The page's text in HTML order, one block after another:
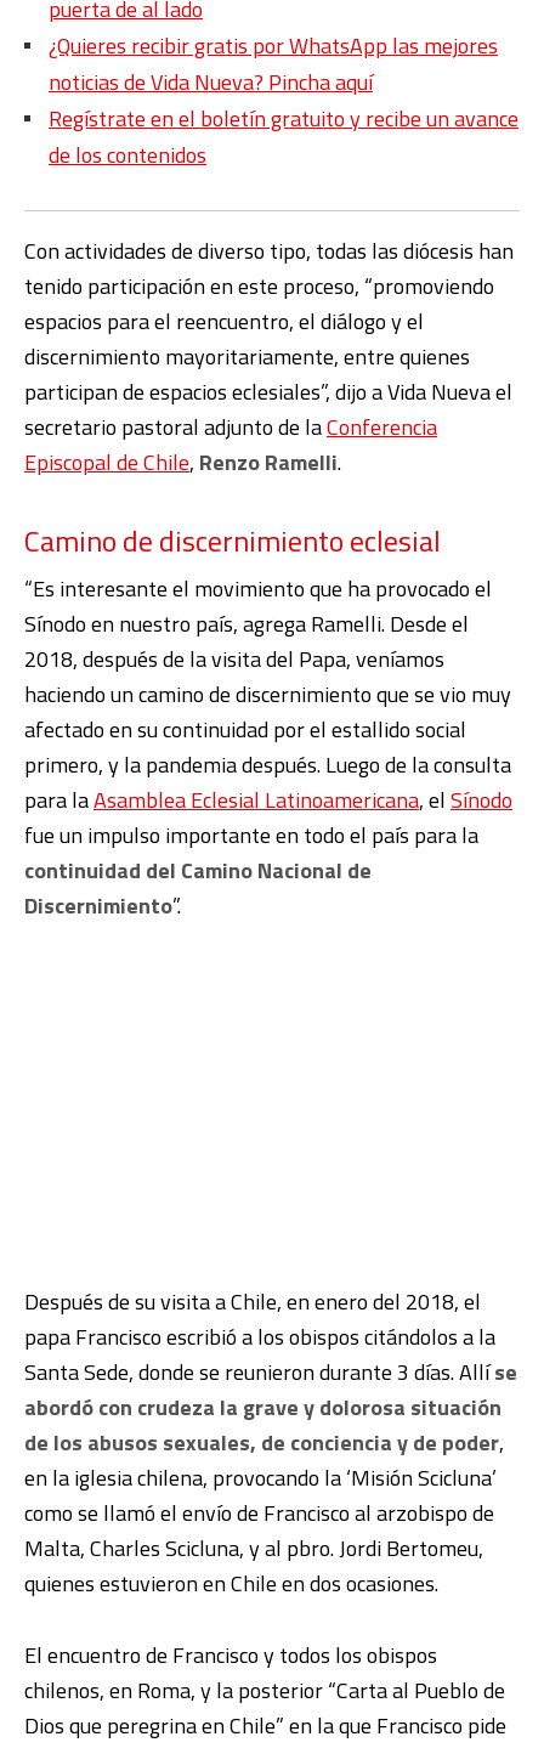
puerta de al lado
¿Quieres recibir gratis por WhatsApp las mejores
noticias de Vida Nueva? Pincha aquí
Regístrate en el boletín gratuito y recibe un avance
de los contenidos
Con actividades de diverso tipo, todas las diócesis han
tenido participación en este proceso, “promoviendo
espacios para el reencuentro, el diálogo y el
discernimiento mayoritariamente, entre quienes
participan de espacios eclesiales”, dijo a Vida Nueva el
secretario pastoral adjunto de laConferencia
Episcopal de Chile, Renzo Ramelli.
Camino de discernimiento eclesial
“Es interesante el movimiento que ha provocado el
Sínodo en nuestro país, agrega Ramelli. Desde el
2018, después de la visita del Papa, veníamos
haciendo un camino de discernimiento que se vio muy
afectado en su continuidad por el estallido social
primero, y la pandemia después. Luego de la consulta
para laAsamblea Eclesial Latinoamericana, elSínodo
fue un impulso importante en todo el país para la
continuidad del Camino Nacional de
Discernimiento”.
Después de su visita a Chile, en enero del 2018, el
papa Francisco escribió a los obispos citándolos a la
Santa Sede, donde se reunieron durante 3 días. Allíse
abordó con crudeza la grave y dolorosa situación
de los abusos sexuales, de conciencia y de poder,
en la iglesia chilena, provocando la ‘Misión Scicluna’
como se llamó el envío de Francisco al arzobispo de
Malta, Charles Scicluna, y al pbro. Jordi Bertomeu,
quienes estuvieron en Chile en dos ocasiones.
El encuentro de Francisco y todos los obispos
chilenos, en Roma, y la posterior “Carta al Pueblo de
Dios que peregrina en Chile” en la que Francisco pide